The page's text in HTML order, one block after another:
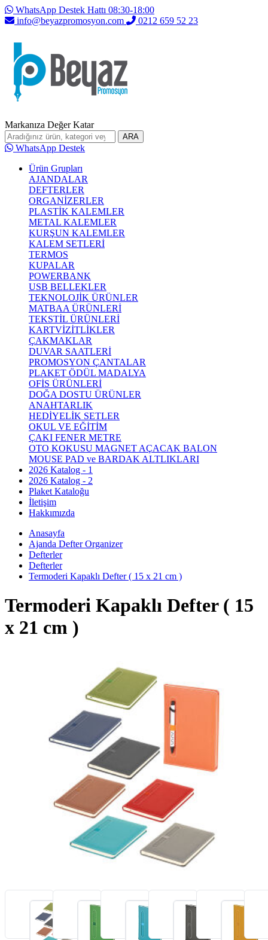
WhatsApp Destek Hattı 08:30-18:00
info@beyazpromosyon.com
0212 659 52 23
Markanıza Değer Katar
ARA
WhatsApp Destek
Ürün Grupları
AJANDALAR
DEFTERLER
ORGANİZERLER
PLASTİK KALEMLER
METAL KALEMLER
KURŞUN KALEMLER
KALEM SETLERİ
TERMOS
KUPALAR
POWERBANK
USB BELLEKLER
TEKNOLOJİK ÜRÜNLER
MATBAA ÜRÜNLERİ
TEKSTİL ÜRÜNLERİ
KARTVİZİTLİKLER
ÇAKMAKLAR
DUVAR SAATLERİ
PROMOSYON ÇANTALAR
PLAKET ÖDÜL MADALYA
OFİS ÜRÜNLERİ
DOĞA DOSTU ÜRÜNLER
ANAHTARLIK
HEDİYELİK SETLER
OKUL VE EĞİTİM
ÇAKI FENER METRE
OTO KOKUSU MAGNET AÇACAK BALON
MOUSE PAD ve BARDAK ALTLIKLARI
2026 Katalog - 1
2026 Katalog - 2
Plaket Kataloğu
İletişim
Hakkımızda
Anasayfa
Ajanda Defter Organizer
Defterler
Defterler
Termoderi Kapaklı Defter ( 15 x 21 cm )
Termoderi Kapaklı Defter ( 15
x 21 cm )